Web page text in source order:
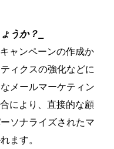
うか？_
ャンペーンの作成か
ィクスの強化などに
メールマーケティン
により、直接的な顧
ソナライズされたマ
ます。